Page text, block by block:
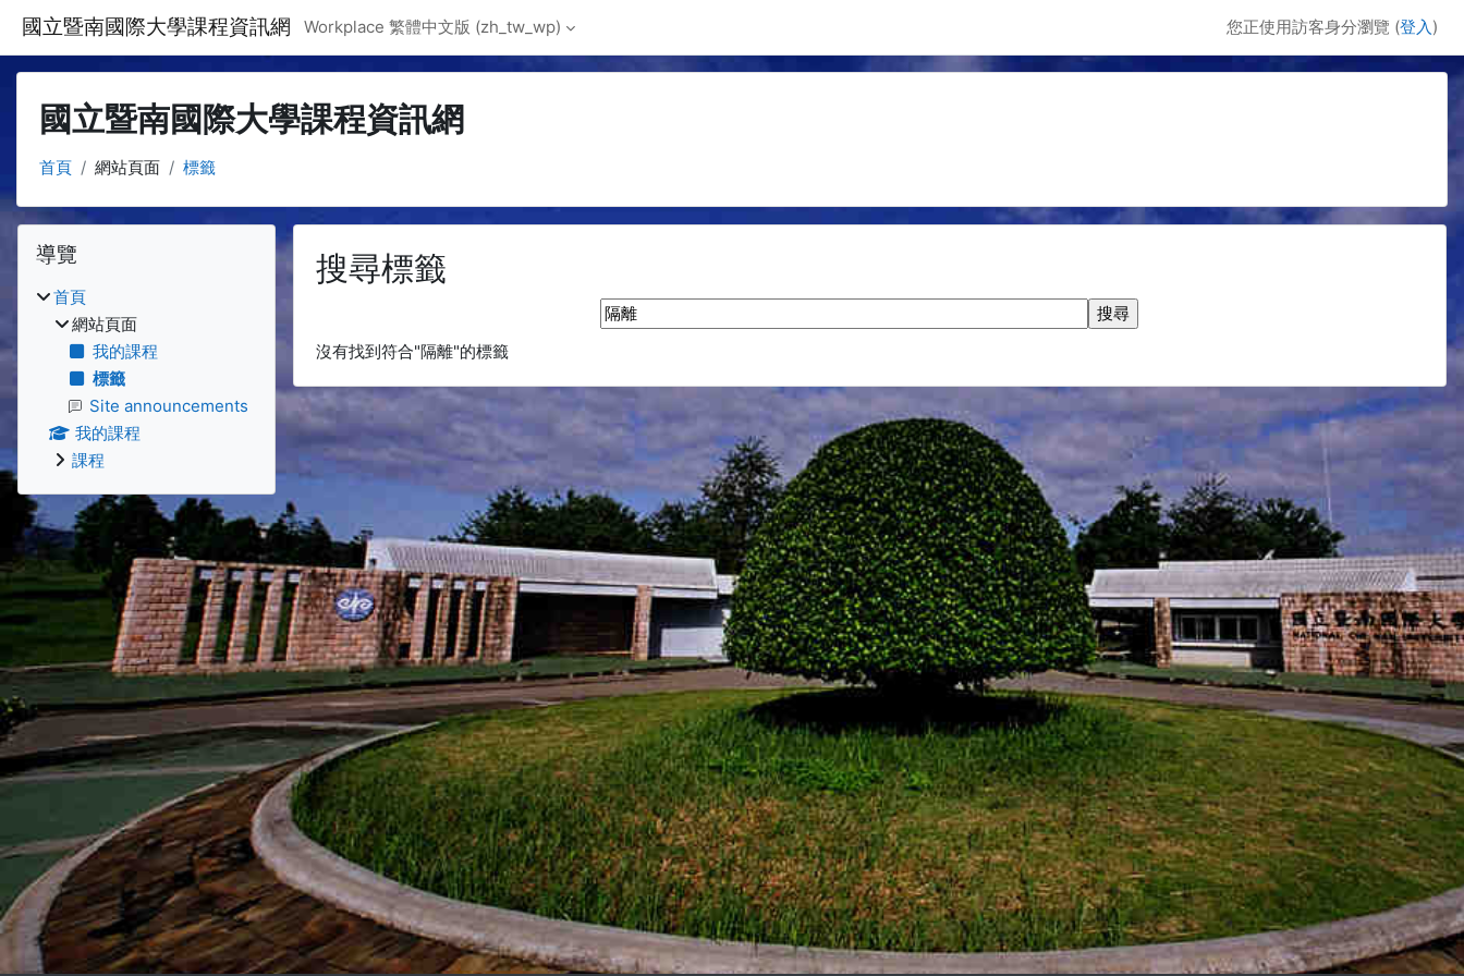
國立暨南國際大學課程資訊網 Workplace 繁體中文版 ‎(zh_tw_wp)‎ 您正使用訪客身分瀏覽 (登入)
國立暨南國際大學課程資訊網
首頁 網站頁面 標籤
搜尋標籤
搜尋標籤
沒有找到符合"隔離"的標籤
區塊
跳過 導覽
導覽
首頁
網站頁面
我的課程
標籤
Site announcements
我的課程
課程